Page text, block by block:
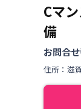
Cマ
備
お問合
住所： 滋